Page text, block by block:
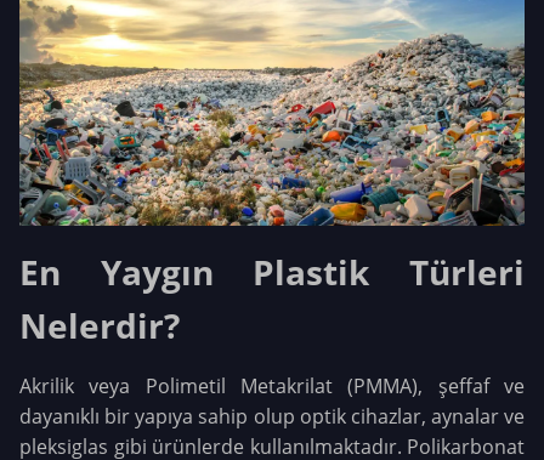
En Yaygın Plastik Türleri
Nelerdir?
Akrilik veya Polimetil Metakrilat (PMMA), şeffaf ve
dayanıklı bir yapıya sahip olup optik cihazlar, aynalar ve
pleksiglas gibi ürünlerde kullanılmaktadır. Polikarbonat